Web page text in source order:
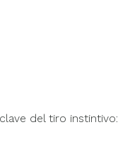
del tiro instintivo: